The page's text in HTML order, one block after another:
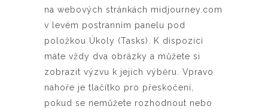
na webových stránkách midjourney.com
v levém postranním panelu pod
položkou Úkoly (Tasks). K dispozici
máte vždy dva obrázky a můžete si
zobrazit výzvu k jejich výběru. Vpravo
nahoře je tlačítko pro přeskočení,
pokud se nemůžete rozhodnout nebo